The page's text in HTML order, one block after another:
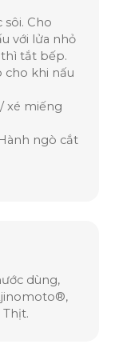
sôi. Cho
với lửa nhỏ
thì tắt bếp.
cho khi nấu
xé miếng
ngò cắt
dùng,